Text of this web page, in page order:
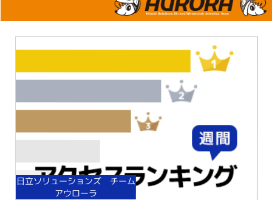
本
日立ソリューションズ チーム
アウローラ